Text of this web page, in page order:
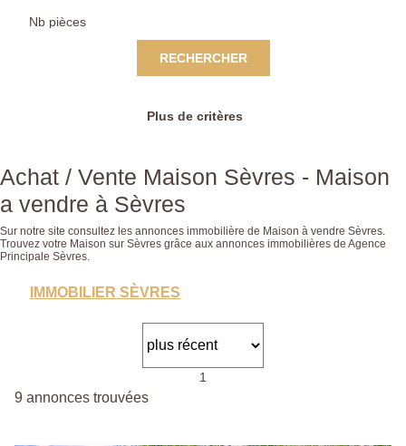
RECHERCHER
Plus de critères
Achat / Vente Maison Sèvres - Maison
a vendre à Sèvres
Sur notre site consultez les annonces immobilière de Maison à vendre Sèvres.
Trouvez votre Maison sur Sèvres grâce aux annonces immobilières de Agence
Principale Sèvres.
IMMOBILIER SÈVRES
1
9 annonces trouvées